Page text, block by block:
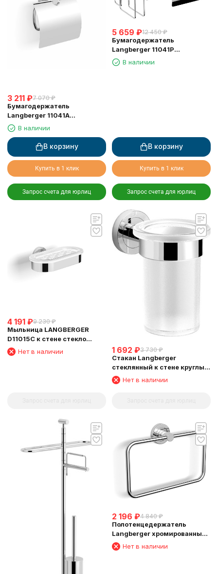
3 211 ₽7 070 ₽
Бумагодержатель
Langberger 11041A
туалетной бумаги с
крышкой
В наличии
В корзину
Купить в 1 клик
Запрос счета для юрлиц
5 659 ₽12 450 ₽
Бумагодержатель
Langberger 11041P
туалетной бумаги с
крышкой и освежителем
В наличии
В корзину
Купить в 1 клик
Запрос счета для юрлиц
4 191 ₽9 230 ₽
Мыльница LANGBERGER
D11015C к стене стекло
овальная
Нет в наличии 1 692 ₽3 730 ₽
Стакан Langberger
стеклянный к стене круглый
11011AНет в наличии
2 196 ₽4 840 ₽
Полотенцедержатель
Langberger хромированный
к стене "квадрат" 11038C
Нет в наличии